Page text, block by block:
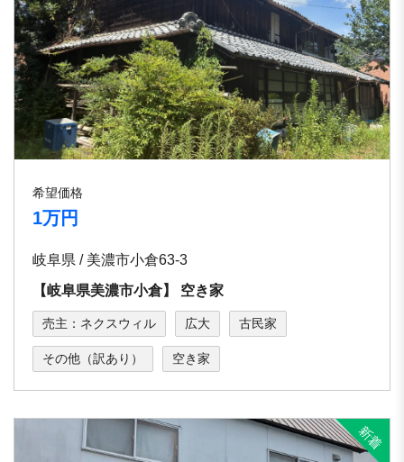
希望価格
1万円
岐阜県 / 美濃市小倉63-3
【岐⾩県美濃市⼩倉】 空き家
売主：ネクスウィル 広大 古民家
その他（訳あり） 空き家